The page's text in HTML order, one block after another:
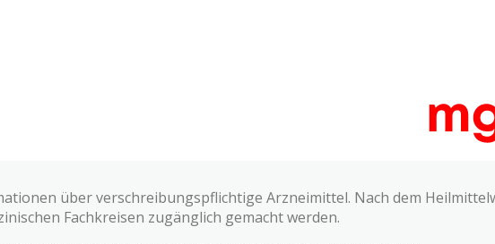
über verschreibungspflichtige Arzneimittel. Nach dem
Fachkreisen zugänglich gemacht werden.